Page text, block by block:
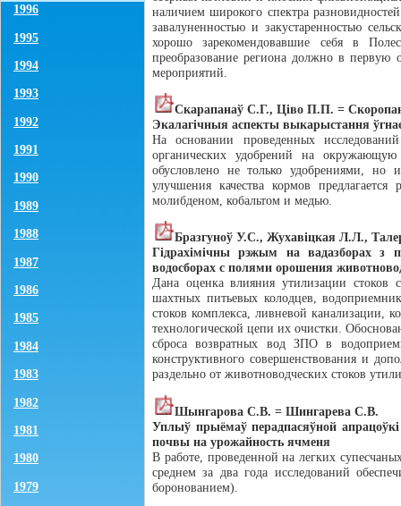
1996
1995
1994
1993
1992
1991
1990
1989
1988
1987
1986
1985
1984
1983
1982
1981
1980
1979
наличием широкого спектра
завалуненностью и закустаренностью
хорошо зарекомендовавшие себя в
преобразование региона должно в первую
мероприятий.
Скарапанаў С.Г., Цiво П.П. =
Экалагiчныя аспекты выкарыстання
На основании проведенных
органических удобрений на
обусловлено не только удобрениями,
улучшения качества кормов
молибденом, кобальтом и медью.
Бразгуноў У.С., Жухавiцкая Л.Л.,
Гiдрахiмiчны рэжым на вадазборах з
водосборах с полями орошения
Дана оценка влияния утилизации стоков
шахтных питьевых колодцев,
стоков комплекса, ливневой канализации,
технологической цепи их очистки.
сброса возвратных вод ЗПО в
конструктивного совершенствования и
раздельно от животноводческих стоков
Шынгарова С.В. = Шингарева С.В.
Уплыў прыёмаў перадпасяўной
почвы на урожайность ячменя
В работе, проведенной на легких
среднем за два года исследований
боронованием).